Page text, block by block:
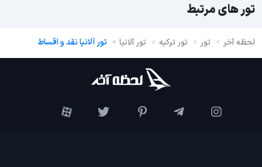
تور های مرتبط
لحظه آخر تور تور ترکیه تور آلانیا تور آلانیا نقد و اقساط